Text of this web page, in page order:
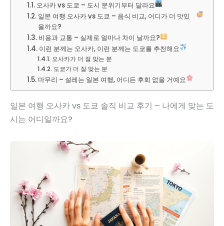
오사카 vs 도쿄 – 도시 분위기부터 달라요
일본 여행 오사카 vs 도쿄 – 음식 비교, 어디가 더 맛있
을까요?
비용과 교통 – 실제로 얼마나 차이 날까요?
이런 분께는 오사카, 이런 분께는 도쿄를 추천해요
오사카가 더 잘 맞는 분
도쿄가 더 잘 맞는 분
마무리 – 설레는 일본 여행, 어디든 후회 없을 거예요
일본 여행 오사카 vs 도쿄 솔직 비교 후기 – 나에게 맞는 도
시는 어디일까요?